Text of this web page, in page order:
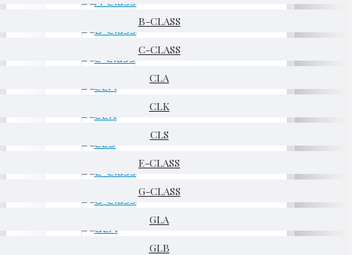
B-CLASS
C-CLASS
CLA
CLK
CLS
E-CLASS
G-CLASS
GLA
GLB